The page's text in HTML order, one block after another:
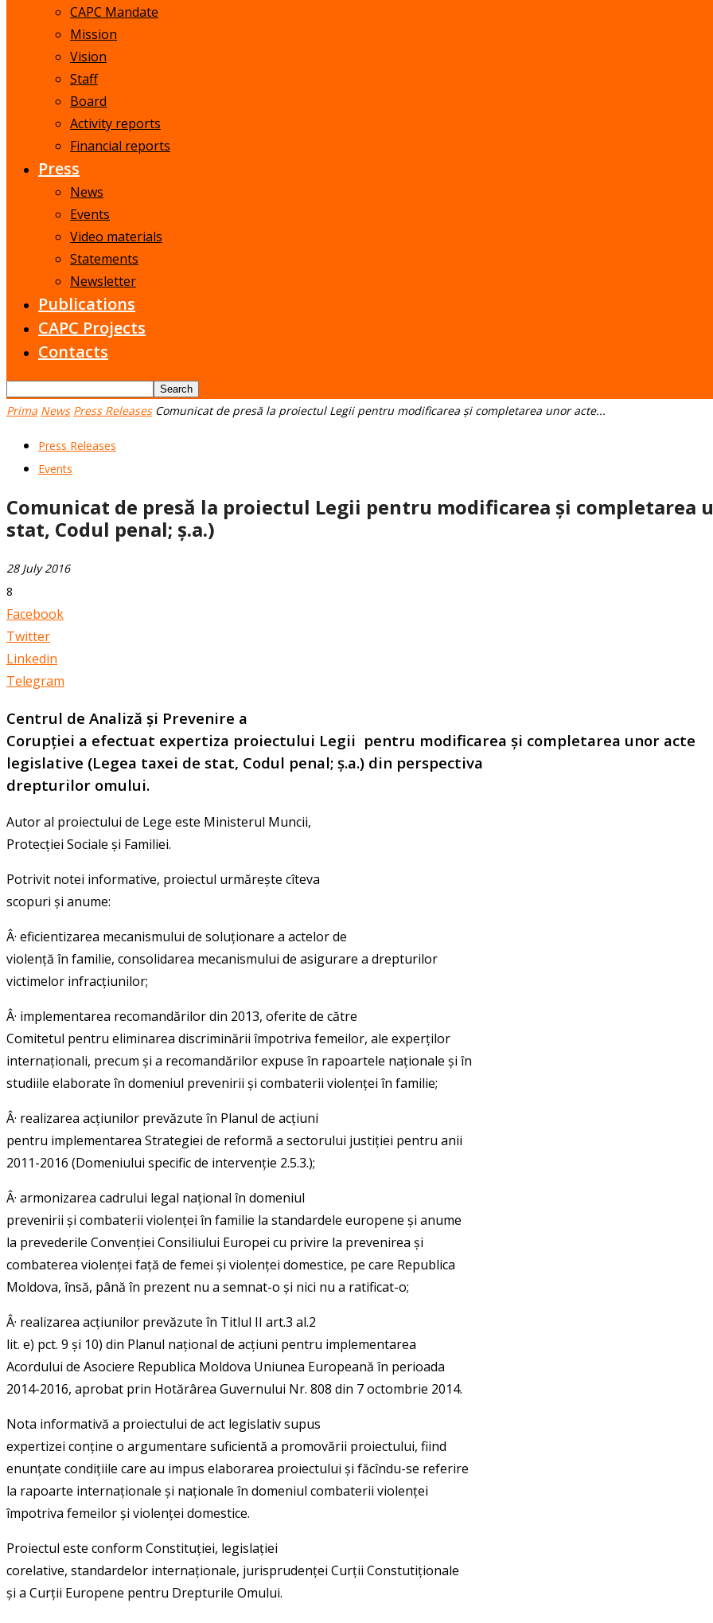
CAPC Mandate
Mission
Vision
Staff
Board
Activity reports
Financial reports
Press
News
Events
Video materials
Statements
Newsletter
Publications
CAPC Projects
Contacts
Prima News Press Releases Comunicat de presă la proiectul Legii pentru modificarea și completarea unor acte...
Press Releases
Events
Comunicat de presă la proiectul Legii pentru modificarea și completarea
stat, Codul penal; ș.a.)
28 July 2016
8
Facebook
Twitter
Linkedin
Telegram
Centrul de Analiză și Prevenire a
Corupției a efectuat expertiza proiectului Legii pentru modificarea și completarea unor acte
legislative (Legea taxei de stat, Codul penal; ș.a.) din perspectiva
drepturilor omului.
Autor al proiectului de Lege este Ministerul Muncii,
Protecției Sociale și Familiei.
Potrivit notei informative, proiectul urmărește cîteva
scopuri și anume:
Â· eficientizarea mecanismului de soluționare a actelor de
violență în familie, consolidarea mecanismului de asigurare a drepturilor
victimelor infracțiunilor;
Â· implementarea recomandărilor din 2013, oferite de către
Comitetul pentru eliminarea discriminării împotriva femeilor, ale experților
internaționali, precum și a recomandărilor expuse în rapoartele naționale și în
studiile elaborate în domeniul prevenirii și combaterii violenței în familie;
Â· realizarea acțiunilor prevăzute în Planul de acțiuni
pentru implementarea Strategiei de reformă a sectorului justiției pentru anii
2011-2016 (Domeniului specific de intervenție 2.5.3.);
Â· armonizarea cadrului legal național în domeniul
prevenirii și combaterii violenței în familie la standardele europene și anume
la prevederile Convenției Consiliului Europei cu privire la prevenirea și
combaterea violenței față de femei și violenței domestice, pe care Republica
Moldova, însă, până în prezent nu a semnat-o și nici nu a ratificat-o;
Â· realizarea acțiunilor prevăzute în Titlul II art.3 al.2
lit. e) pct. 9 și 10) din Planul național de acțiuni pentru implementarea
Acordului de Asociere Republica Moldova Uniunea Europeană în perioada
2014-2016, aprobat prin Hotărârea Guvernului Nr. 808 din 7 octombrie 2014.
Nota informativă a proiectului de act legislativ supus
expertizei conține o argumentare suficientă a promovării proiectului, fiind
enunțate condițiile care au impus elaborarea proiectului și făcîndu-se referire
la rapoarte internaționale și naționale în domeniul combaterii violenței
împotriva femeilor și violenței domestice.
Proiectul este conform Constituției, legislației
corelative, standardelor internaționale, jurisprudenței Curții Constutiționale
și a Curții Europene pentru Drepturile Omului.